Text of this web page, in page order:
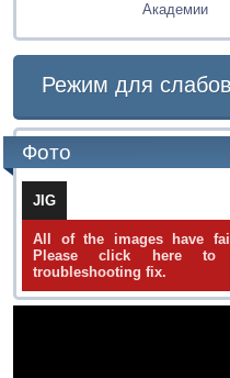
Академии
Режим для
Фото
JIG
All of the images have
Please click here to
troubleshooting fix.